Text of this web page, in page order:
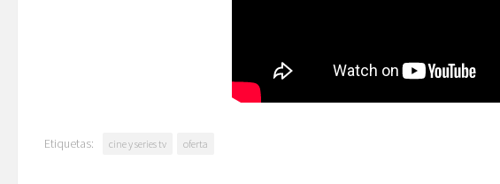
Etiquetas: cine y series tv oferta